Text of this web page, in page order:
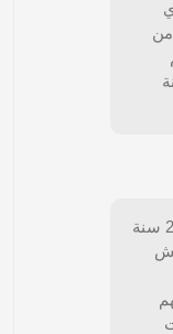
التجنيد الإجباري بعد عمر 25 سنة